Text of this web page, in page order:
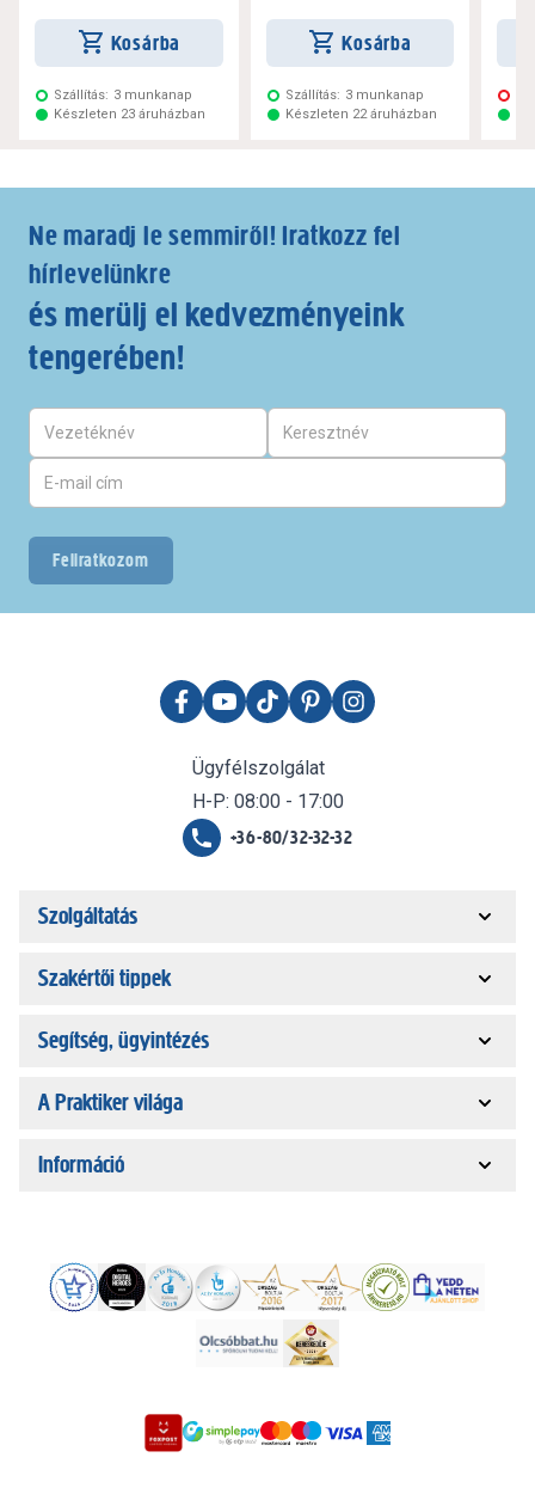
Kosárba
Szállítás: 3 munkanap
Készleten 23 áruházban
Kosárba
Szállítás: 3 munkanap
Készleten 22 áruházban
Ne maradj le semmiről! Iratkozz fel
hírlevelünkre
és merülj el kedvezményeink
tengerében!
Feliratkozom
Ügyfélszolgálat
H-P: 08:00 - 17:00
+36-80/32-32-32
Szolgáltatás
Szakértői tippek
Segítség, ügyintézés
A Praktiker világa
Információ